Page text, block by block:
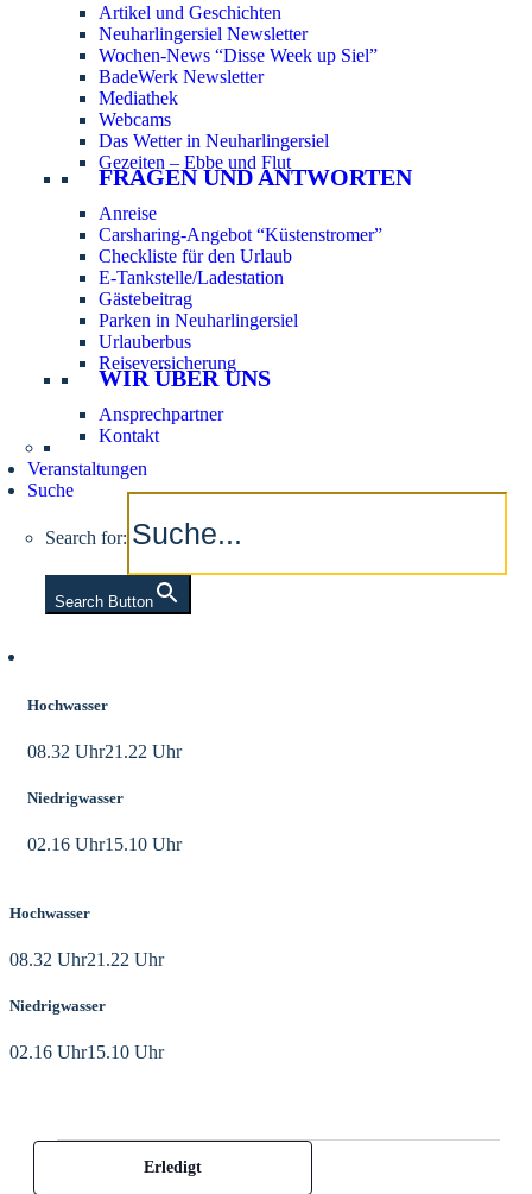
Artikel und Geschichten
Neuharlingersiel Newsletter
Wochen-News “Disse Week up Siel”
BadeWerk Newsletter
Mediathek
Webcams
Das Wetter in Neuharlingersiel
Gezeiten – Ebbe und Flut
FRAGEN UND ANTWORTEN
Anreise
Carsharing-Angebot “Küstenstromer”
Checkliste für den Urlaub
E-Tankstelle/Ladestation
Gästebeitrag
Parken in Neuharlingersiel
Urlauberbus
Reiseversicherung
WIR ÜBER UNS
Ansprechpartner
Kontakt
Veranstaltungen
Suche
Search for:
Search Button
Hochwasser
08.32 Uhr21.22 Uhr
Niedrigwasser
02.16 Uhr15.10 Uhr
Hochwasser
08.32 Uhr21.22 Uhr
Niedrigwasser
02.16 Uhr15.10 Uhr
Veranstaltungen
Das
Erledigt